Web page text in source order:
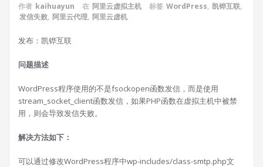
作者 kaihuayun 在 阿里云虚拟主机 标签 WordPress, 凯铧互联,
发信失败, 阿里云代理, 阿里云虚机
发布：凯铧互联
问题描述
WordPress程序使用的不是fsockopen函数发信，而是使用
stream_socket_client函数发信，如果PHP函数在虚拟主机中被禁
用，则会导致发信失败。
解决方法如下：
可以通过修改WordPress程序中wp-includes/class-smtp.php文